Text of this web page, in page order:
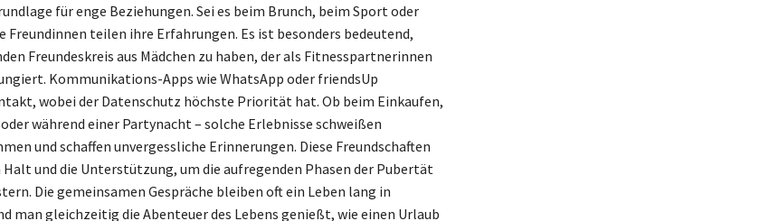
für enge Beziehungen. Sei es beim Brunch, beim Sport oder
Freundinnen teilen ihre Erfahrungen. Es ist besonders bedeutend,
Freundeskreis aus Mädchen zu haben, der als Fitnesspartnerinnen
Kommunikations-Apps wie WhatsApp oder friendsUp
wobei der Datenschutz höchste Priorität hat. Ob beim Einkaufen,
während einer Partynacht – solche Erlebnisse schweißen
und schaffen unvergessliche Erinnerungen. Diese Freundschaften
und die Unterstützung, um die aufregenden Phasen der Pubertät
Die gemeinsamen Gespräche bleiben oft ein Leben lang in
man gleichzeitig die Abenteuer des Lebens genießt, wie einen Urlaub